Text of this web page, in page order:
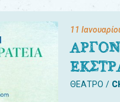
11
ΘΕΑΤΡΟ